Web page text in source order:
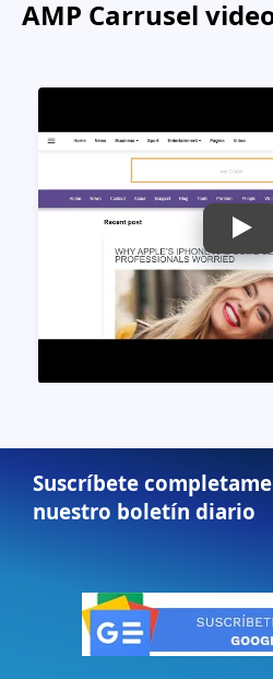
AMP Carrusel
Suscríbete
nuestro boletín diario